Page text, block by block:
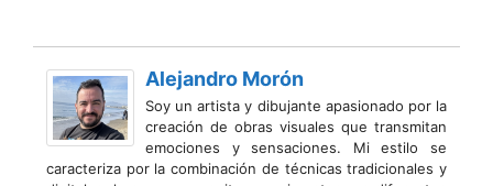
Alejandro Morón
Soy un artista y dibujante apasionado por la
creación de obras visuales que transmitan
emociones y sensaciones. Mi estilo se
caracteriza por la combinación de técnicas tradicionales y